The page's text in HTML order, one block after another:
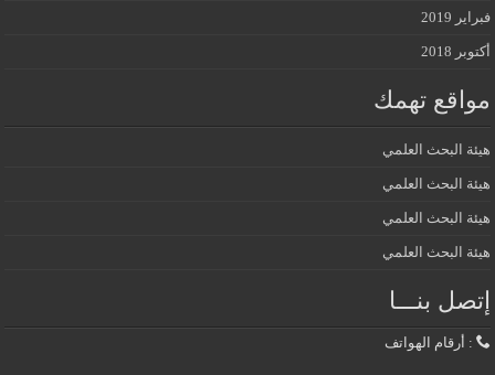
فبراير 2019
أكتوبر 2018
مواقع تهمك
هيئة البحث العلمي
هيئة البحث العلمي
هيئة البحث العلمي
هيئة البحث العلمي
إتصل بنـــا
: أرقام الهواتف